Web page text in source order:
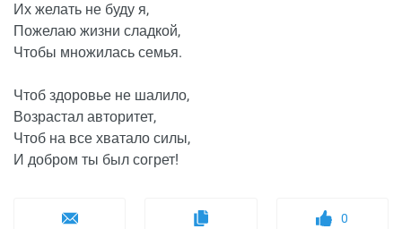
Их желать не буду я,
Пожелаю жизни сладкой,
Чтобы множилась семья.
Чтоб здоровье не шалило,
Возрастал авторитет,
Чтоб на все хватало силы,
И добром ты был согрет!
0